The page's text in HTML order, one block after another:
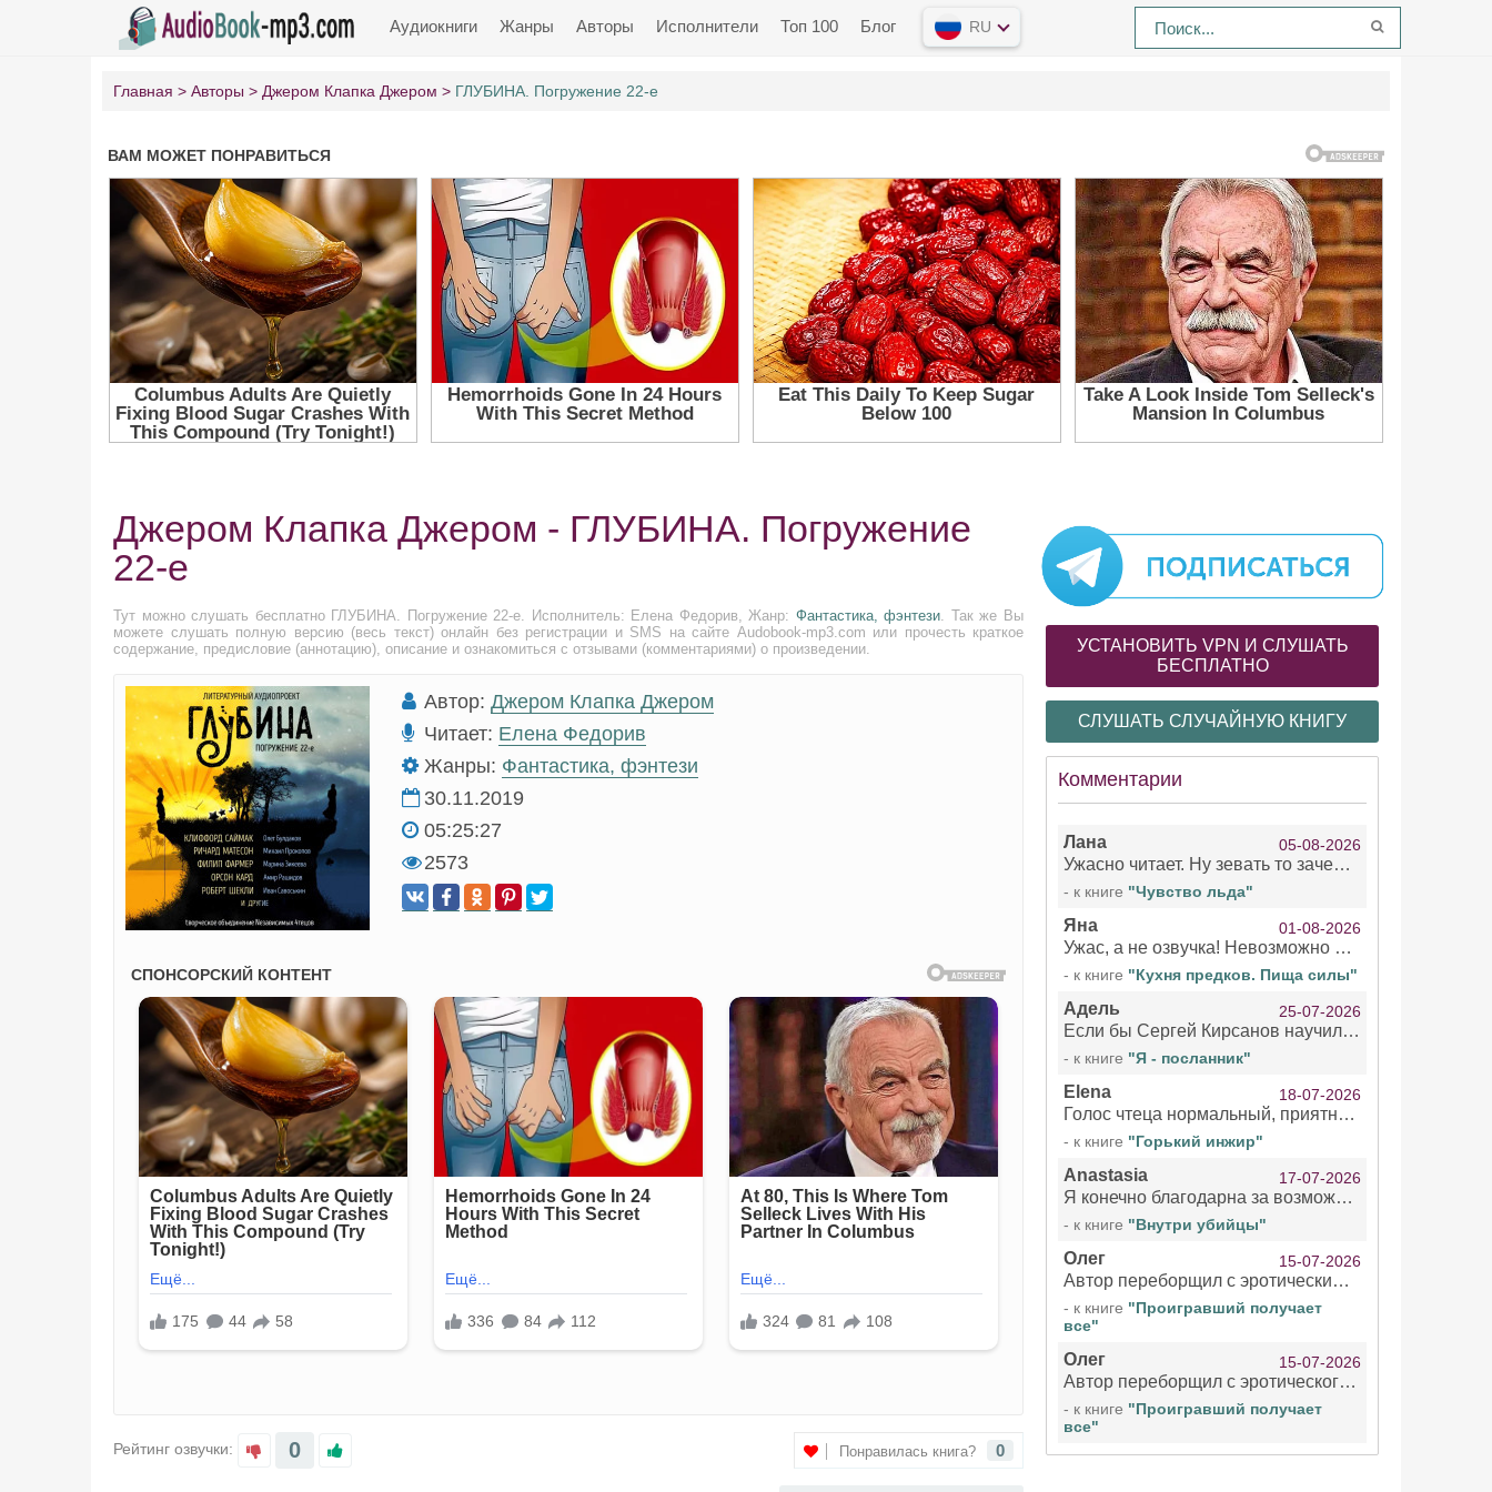
Аудиокниги Жанры Авторы Исполнители Топ 100 Блог RU
Главная Авторы Джером Клапка Джером ГЛУБИНА. Погружение 22-е
Джером Клапка Джером - ГЛУБИНА. Погружение
22-е
Тут можно слушать бесплатно ГЛУБИНА. Погружение 22-е. Исполнитель: Елена Федорив, Жанр: Фантастика, фэнтези. Так же Вы
можете слушать полную версию (весь текст) онлайн без регистрации и SMS на сайте Audobook-mp3.com или прочесть краткое
содержание, предисловие (аннотацию), описание и ознакомиться с отзывами (комментариями) о произведении.
Автор: Джером Клапка Джером
Читает: Елена Федорив
Жанры: Фантастика, фэнтези
30.11.2019
05:25:27
2573
Рейтинг озвучки: 0 Понравилась книга? 0
УСТАНОВИТЬ VPN И СЛУШАТЬ
БЕСПЛАТНО
СЛУШАТЬ СЛУЧАЙНУЮ КНИГУ
Комментарии
Лана 05-08-2026
Ужасно читает. Ну зевать то зачем. Уже не говорю, что ударения ставит, как хочет.
- к книге "Чувство льда"
Яна 01-08-2026
Ужас, а не озвучка! Невозможно вникать в смысл текста из за кривляний чтеца
- к книге "Кухня предков. Пища силы"
Адель 25-07-2026
Если бы Сергей Кирсанов научился не сглатывать каждые 1-2 минуты слюну, так что слышно в микрофоне и, что вызывает отвращение, то мелжно было бы слушать.
- к книге "Я - посланник"
Elena 18-07-2026
Голос чтеца нормальный, приятный тембр. Мне очень понравилось озвучивание рассказа. Очень странный отзыв Надежды. Может у неё что-то с нервами?
- к книге "Горький инжир"
Anastasia 17-07-2026
Я конечно благодарна за возможность бесплатно слушать книги даже новинки , но чтение этой книги просто ужасно
- к книге "Внутри убийцы"
Олег 15-07-2026
Автор переборщил с эротическими сценами. Похоже, с этим у него проблемы.
- к книге "Проигравший получает
все"
Олег 15-07-2026
Автор переборщил с эротического сценами. Похоже, с этим у него проблемы.
- к книге "Проигравший получает
все"